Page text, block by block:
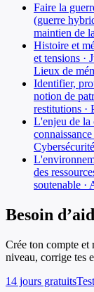
Faire la
(guerre
maintien de
Histoire et
et tensions ·
Lieux de
Identifier,
notion de
restitutions ·
L'enjeu de la
des
soutenable ·
Besoin
Crée ton compte et
niveau, corrige tes
14 jours gratuits